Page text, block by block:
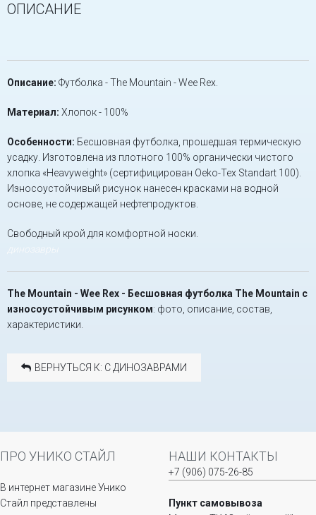
ОПИСАНИЕ
Описание: Футболка - The Mountain - Wee Rex.
Материал: Хлопок - 100%
Особенности: Бесшовная футболка, прошедшая термическую
усадку. Изготовлена из плотного 100% органически чистого
хлопка «Heavyweight» (сертифицирован Oeko-Tex Standart 100).
Износоустойчивый рисунок нанесен красками на водной
основе, не содержащей нефтепродуктов.
Свободный крой для комфортной носки.
динозавры
The Mountain - Wee Rex - Бесшовная футболка The Mountain с
износоустойчивым рисунком: фото, описание, состав,
характеристики.
ВЕРНУТЬСЯ К: С ДИНОЗАВРАМИ
ПРО УНИКО СТАЙЛ
В интернет магазине Унико
Стайл представлены
НАШИ КОНТАКТЫ
+7 (906) 075-26-85
Пункт самовывоза